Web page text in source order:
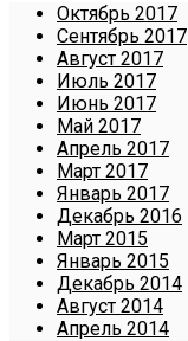
Октябрь 2017
Сентябрь 2017
Август 2017
Июль 2017
Июнь 2017
Май 2017
Апрель 2017
Март 2017
Январь 2017
Декабрь 2016
Март 2015
Январь 2015
Декабрь 2014
Август 2014
Апрель 2014